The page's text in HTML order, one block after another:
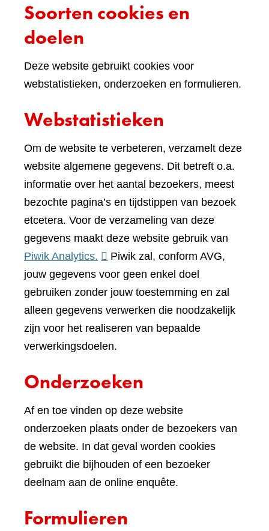
Soorten cookies en
doelen
Deze website gebruikt cookies voor
webstatistieken, onderzoeken en formulieren.
Webstatistieken
Om de website te verbeteren, verzamelt deze
website algemene gegevens. Dit betreft o.a.
informatie over het aantal bezoekers, meest
bezochte pagina’s en tijdstippen van bezoek
etcetera. Voor de verzameling van deze
gegevens maakt deze website gebruik van
Piwik Analytics. (verwijst
naar
een
andere
website)
Piwik zal, conform AVG,
jouw gegevens voor geen enkel doel
gebruiken zonder jouw toestemming en zal
alleen gegevens verwerken die noodzakelijk
zijn voor het realiseren van bepaalde
verwerkingsdoelen.
Onderzoeken
Af en toe vinden op deze website
onderzoeken plaats onder de bezoekers van
de website. In dat geval worden cookies
gebruikt die bijhouden of een bezoeker
deelnam aan de online enquête.
Formulieren